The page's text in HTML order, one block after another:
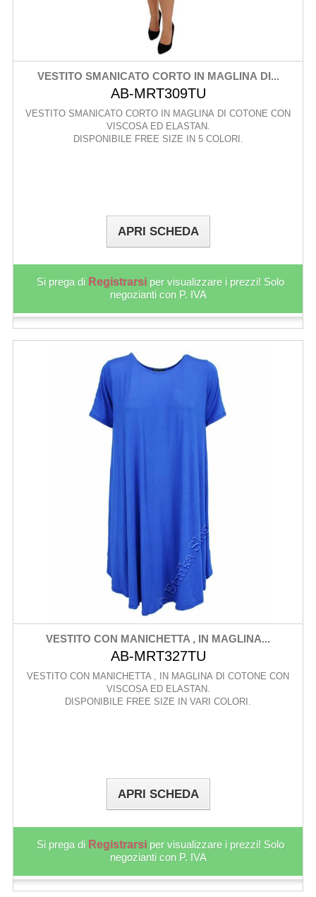
VESTITO SMANICATO CORTO IN MAGLINA DI...
AB-MRT309TU
VESTITO SMANICATO CORTO IN MAGLINA DI COTONE CON
VISCOSA ED ELASTAN.
DISPONIBILE FREE SIZE IN 5 COLORI.
APRI SCHEDA
Si prega di Registrarsi per visualizzare i prezzi! Solo
negozianti con P. IVA
VESTITO CON MANICHETTA , IN MAGLINA...
AB-MRT327TU
VESTITO CON MANICHETTA , IN MAGLINA DI COTONE CON
VISCOSA ED ELASTAN.
DISPONIBILE FREE SIZE IN VARI COLORI.
APRI SCHEDA
Si prega di Registrarsi per visualizzare i prezzi! Solo
negozianti con P. IVA